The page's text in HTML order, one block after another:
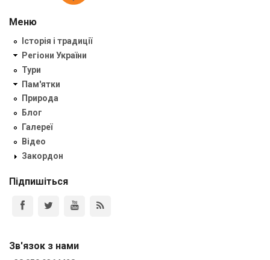
Меню
Історія і традиції
Регіони України
Тури
Пам'ятки
Природа
Блог
Галереї
Відео
Закордон
Підпишіться
Зв'язок з нами